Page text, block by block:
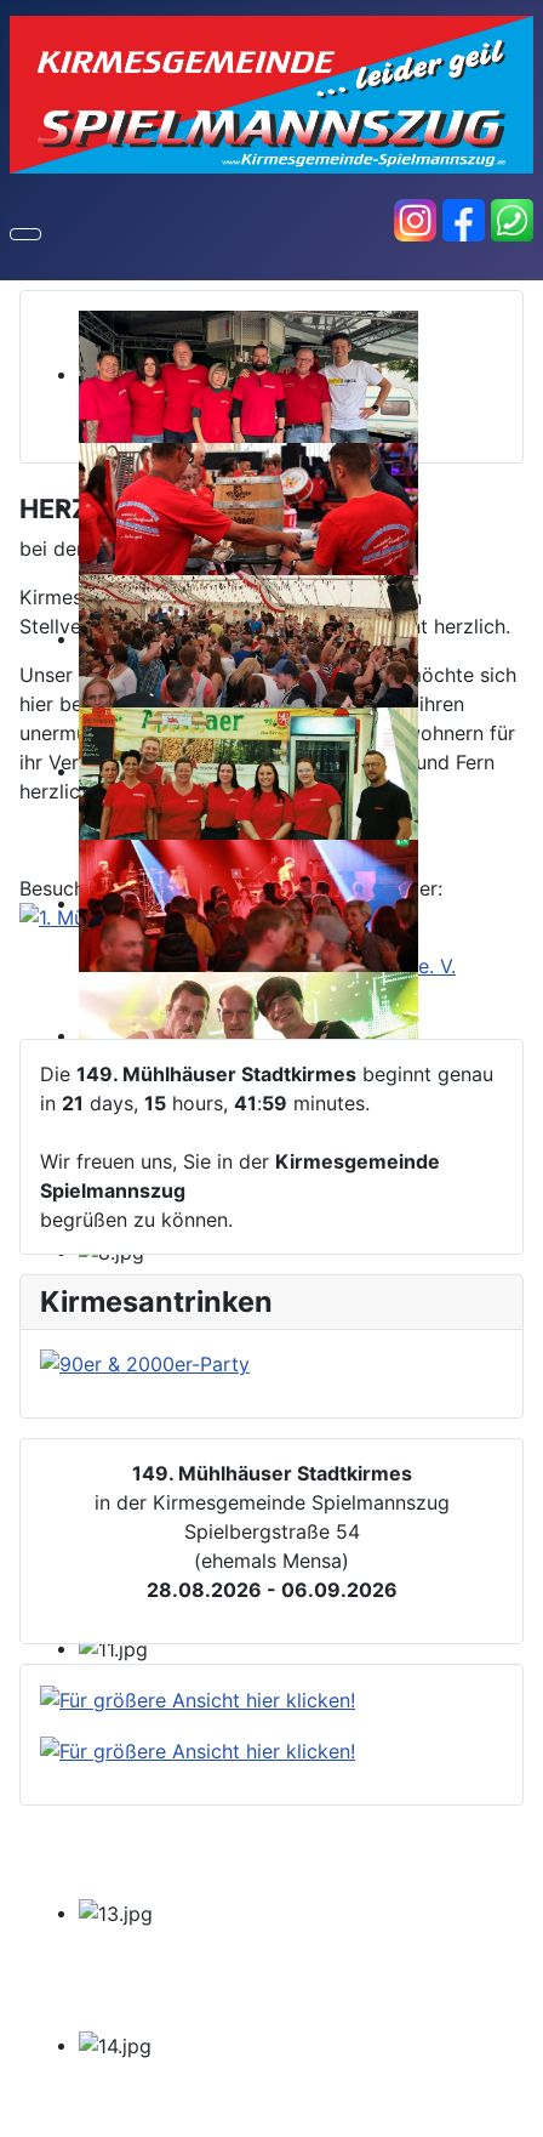
HERZLICH WILLKOMMEN
bei der Kirmesgemeinde Spielmannszug
Kirmesbürgermeister Jens Bardelle und sein
Stellvertreter Marcel Stopp grüßen Sie recht herzlich.
Unser Kirmesbürgermeister Jens Bardelle möchte sich
hier bei allen seinen aktiven Mitgliedern für ihren
unermüdlichen Einsatz zur Kirmes, den Anwohnern für
ihr Verständnis und seinen Gästen aus Nah und Fern
herzlich bedanken.
Besuchen Sie uns doch auch im Internet unter:
1. Mühlhäuser Spielleuteverein 1960 e. V.
Die 149. Mühlhäuser Stadtkirmes beginnt genau
in 21 days, 15 hours, 41:59 minutes.
Wir freuen uns, Sie in der Kirmesgemeinde
Spielmannszug
begrüßen zu können.
Kirmesantrinken
149. Mühlhäuser Stadtkirmes
in der Kirmesgemeinde Spielmannszug
Spielbergstraße 54
(ehemals Mensa)
28.08.2026 - 06.09.2026